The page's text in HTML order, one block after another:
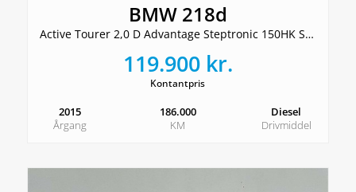
BMW 218d
Active Tourer 2,0 D Advantage Steptronic 150HK Stc 8g Aut.
119.900 kr.
Kontantpris
2015
Årgang
186.000
KM
Diesel
Drivmiddel